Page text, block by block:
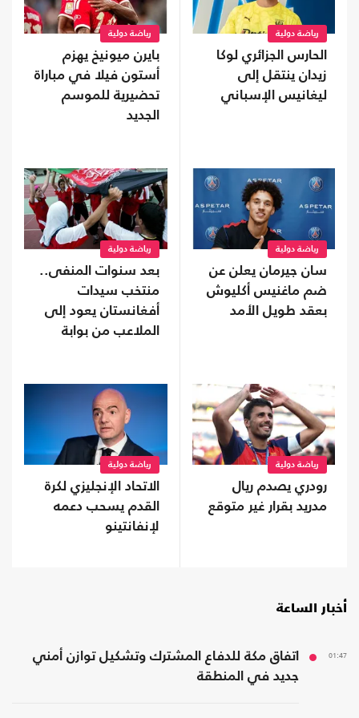
رياضة دولية
الحارس الجزائري لوكا
زيدان ينتقل إلى
ليغانيس الإسباني
رياضة دولية
بايرن ميونيخ يهزم
أستون فيلا في مباراة
تحضيرية للموسم
الجديد
رياضة دولية
سان جيرمان يعلن عن
ضم ماغنيس أكليوش
بعقد طويل الأمد
رياضة دولية
بعد سنوات المنفى..
منتخب سيدات
أفغانستان يعود إلى
الملاعب من بوابة
رياضة دولية
رودري يصدم ريال
مدريد بقرار غير متوقع
رياضة دولية
الاتحاد الإنجليزي لكرة
القدم يسحب دعمه
لإنفانتينو
أخبار الساعة
01:47
اتفاق مكة للدفاع المشترك وتشكيل توازن أمني
جديد في المنطقة